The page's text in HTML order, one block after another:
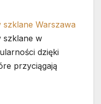
szklane Warszawa
szklane w
dzięki
przyciągają